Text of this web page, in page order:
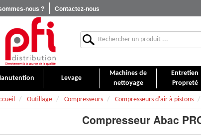
nous ? Contactez-nous
Levage
Machines de
nettoyage
Entretien
Propreté
Outillage Compresseurs Compresseurs d'air à pistons
Compresseur Abac